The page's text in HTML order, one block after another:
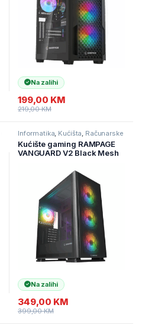
Na zalihi
199,00 KM
219,00KM
Informatika Kućišta Računarske
Komponente
Kućište gaming RAMPAGE
VANGUARD V2 Black Mesh
Vertical VGA Holder 4*RGB
Fan Hub E-ATX Big-T,
Na zalihi
349,00 KM
399,00KM